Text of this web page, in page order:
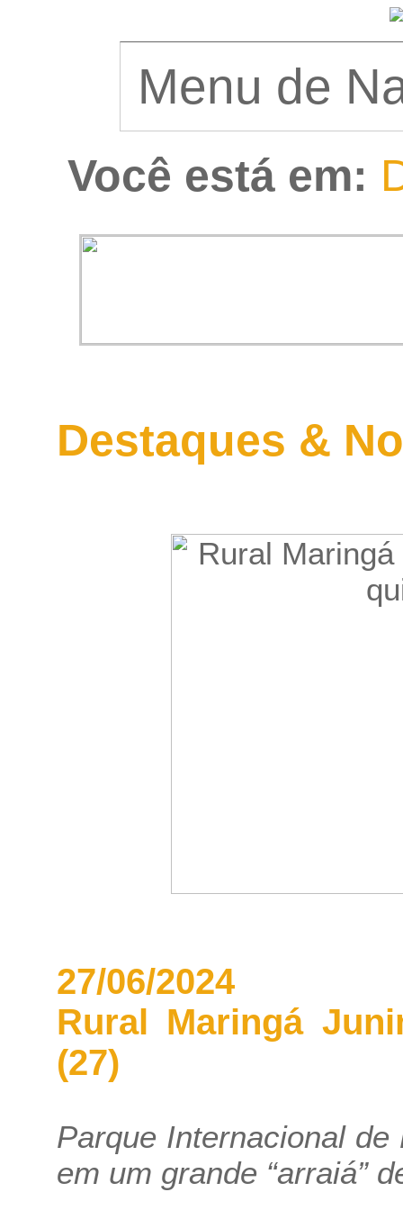
Você está em:
Destaques &
27/06/2024
Rural Maringá
(27)
Parque Internacional
em um grande “arraiá”